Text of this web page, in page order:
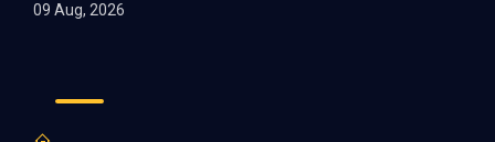
09 Aug, 2026